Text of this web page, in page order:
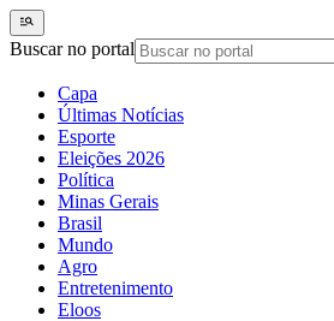
Buscar no portal
Capa
Últimas Notícias
Esporte
Eleições 2026
Política
Minas Gerais
Brasil
Mundo
Agro
Entretenimento
Eloos